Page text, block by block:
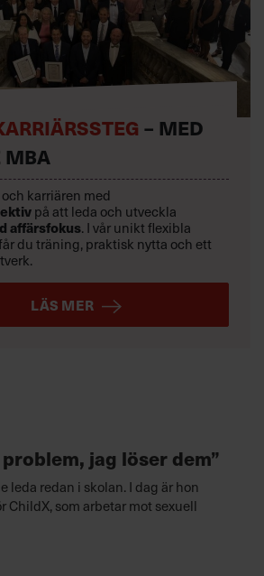
jag löser dem”
leda redan i skolan. I dag är hon
ChildX, som arbetar mot sexuell
– MED
MBA
karriären med
på att leda och utveckla
affärsfokus. I vår unikt flexibla
du träning, praktisk nytta och ett
LÄS MER